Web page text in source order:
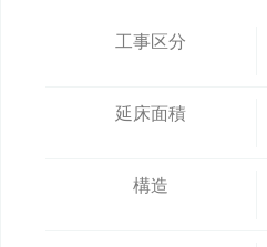
工事区分
延床面積
構造